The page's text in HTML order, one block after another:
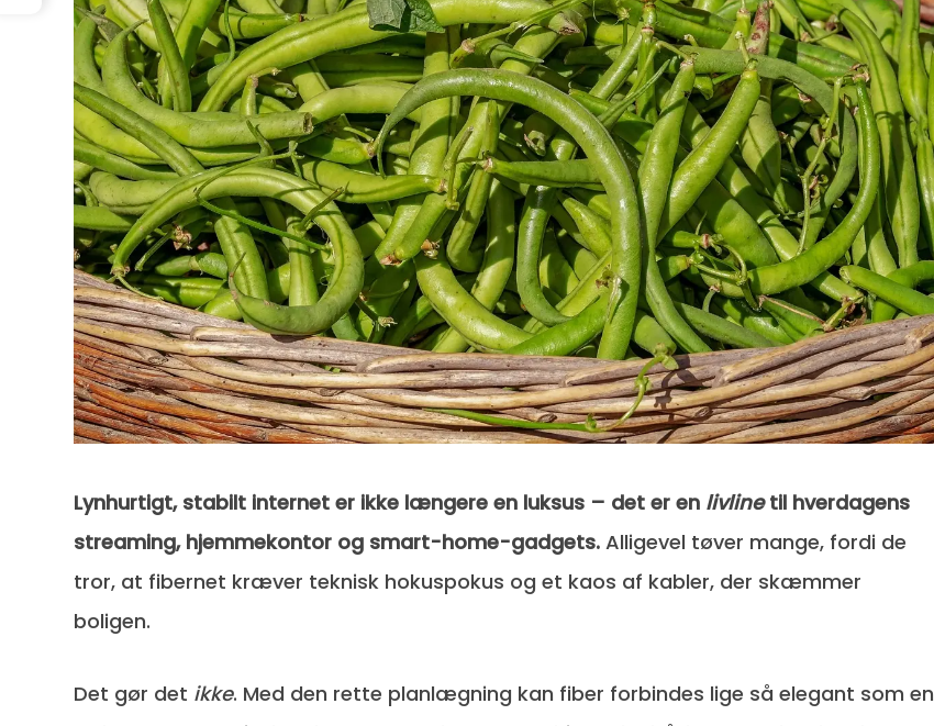
Lynhurtigt, stabilt internet er ikke længere en luksus – det er en livlinetil hverdagens
streaming, hjemmekontor og smart-home-gadgets. Alligevel tøver mange, fordi de
tror, at fibernet kræver teknisk hokuspokus og et kaos af kabler, der skæmmer
boligen.
Det gør det ikke. Med den rette planlægning kan fiber forbindes lige så elegant som en